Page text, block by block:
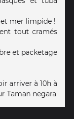
mer limpide !
tout cramés
et packetage
arriver à 10h à
Taman negara